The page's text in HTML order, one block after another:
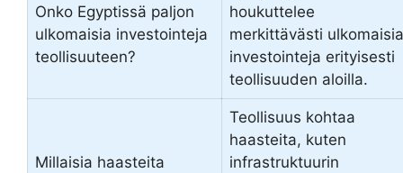
Onko Egyptissä paljon
ulkomaisia investointeja
teollisuuteen?
houkuttelee
merkittävästi ulkomaisia
investointeja erityisesti
teollisuuden aloilla.
Millaisia haasteita
Teollisuus kohtaa
haasteita, kuten
infrastruktuurin